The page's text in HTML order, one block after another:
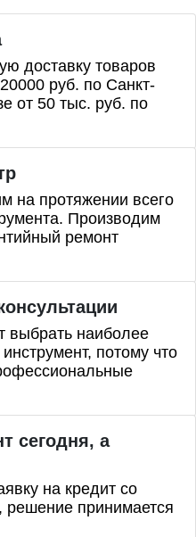
доставку товаров
руб. по Санкт-
от 50 тыс. руб. по
на протяжении всего
Производим
ремонт
выбрать наиболее
потому что
сегодня, а
на кредит со
решение принимается